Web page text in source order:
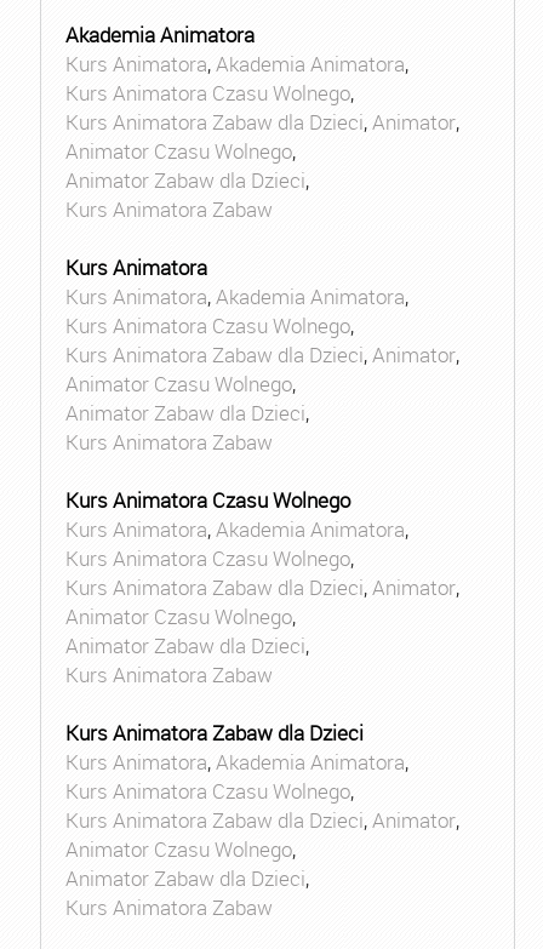
Akademia Animatora
Kurs Animatora,Akademia Animatora,
Kurs Animatora Czasu Wolnego,
Kurs Animatora Zabaw dla Dzieci,Animator,
Animator Czasu Wolnego,
Animator Zabaw dla Dzieci,
Kurs Animatora Zabaw
Kurs Animatora
Kurs Animatora,Akademia Animatora,
Kurs Animatora Czasu Wolnego,
Kurs Animatora Zabaw dla Dzieci,Animator,
Animator Czasu Wolnego,
Animator Zabaw dla Dzieci,
Kurs Animatora Zabaw
Kurs Animatora Czasu Wolnego
Kurs Animatora,Akademia Animatora,
Kurs Animatora Czasu Wolnego,
Kurs Animatora Zabaw dla Dzieci,Animator,
Animator Czasu Wolnego,
Animator Zabaw dla Dzieci,
Kurs Animatora Zabaw
Kurs Animatora Zabaw dla Dzieci
Kurs Animatora,Akademia Animatora,
Kurs Animatora Czasu Wolnego,
Kurs Animatora Zabaw dla Dzieci,Animator,
Animator Czasu Wolnego,
Animator Zabaw dla Dzieci,
Kurs Animatora Zabaw